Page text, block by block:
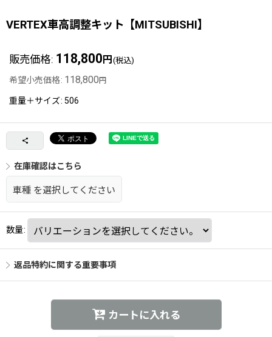
VERTEX車高調整キット【MITSUBISHI】
販売価格: 118,800 円 (税込)
希望小売価格: 118,800 円
重量＋サイズ: 506
在庫確認はこちら
車種 を選択してください
数量:
返品特約に関する重要事項
カートに入れる